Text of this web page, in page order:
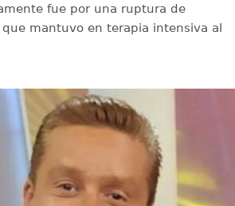
fue por una ruptura de
que mantuvo en terapia intensiva al